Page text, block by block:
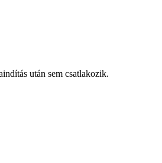
után sem csatlakozik.